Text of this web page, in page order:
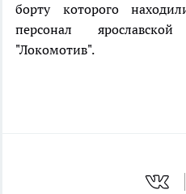
борту которого
персонал
"Локомотив".